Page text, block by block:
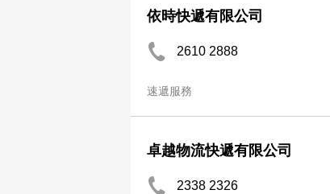
依時快遞有限公司
2610 2888
速遞服務
卓越物流快遞有限公司
2338 2326